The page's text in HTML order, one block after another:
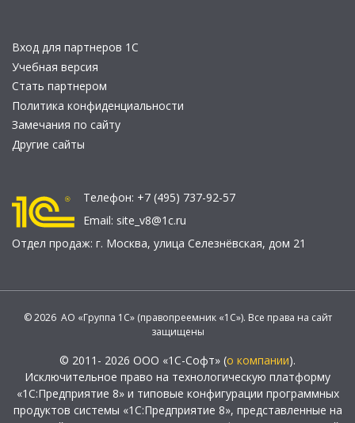
Вход для партнеров 1С
Учебная версия
Стать партнером
Политика конфиденциальности
Замечания по сайту
Другие сайты
Телефон: +7 (495) 737-92-57
Email: site_v8@1c.ru
Отдел продаж: г. Москва, улица Селезнёвская, дом 21
© 2026 АО «Группа 1С» (правопреемник «1С»). Все права на сайт
защищены
© 2011- 2026 ООО «1С-Софт» (о компании).
Исключительное право на технологическую платформу
«1С:Предприятие 8» и типовые конфигурации программных
продуктов системы «1С:Предприятие 8», представленные на